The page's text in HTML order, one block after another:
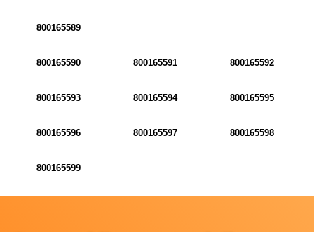
800165589
800165590 800165591 800165592
800165593 800165594 800165595
800165596 800165597 800165598
800165599